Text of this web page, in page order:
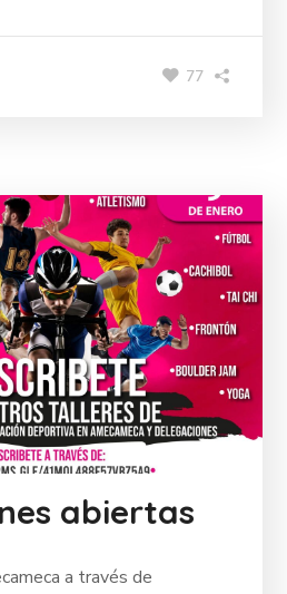
77
abiertas
a través de